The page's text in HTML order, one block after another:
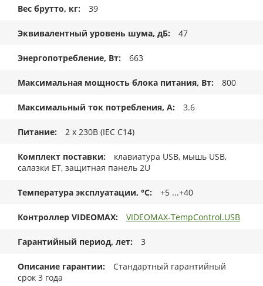
Вес брутто, кг 39
Эквивалентный уровень шума, дБ 47
Энергопотребление, Вт 663
Максимальная мощность блока питания, Вт 800
Максимальный ток потребления, А 3.6
Питание 2 x 230В (IEC C14)
Комплект поставки
клавиатура USB, мышь USB,
салазки ET, защитная панель 2U
Температура эксплуатации, °C +5 ...+40
Контроллер VIDEOMAX VIDEOMAX-TempControl.USB
Гарантийный период, лет 3
Описание гарантии
Стандартный гарантийный
срок 3 года